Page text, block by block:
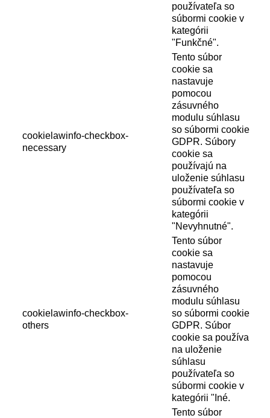
používateľa so
súbormi cookie v
kategórii
"Funkčné".
cookielawinfo-checkbox-
necessary
Tento súbor
cookie sa
nastavuje
pomocou
zásuvného
modulu súhlasu
so súbormi cookie
GDPR. Súbory
cookie sa
používajú na
uloženie súhlasu
používateľa so
súbormi cookie v
kategórii
"Nevyhnutné".
cookielawinfo-checkbox-
others
Tento súbor
cookie sa
nastavuje
pomocou
zásuvného
modulu súhlasu
so súbormi cookie
GDPR. Súbor
cookie sa používa
na uloženie
súhlasu
používateľa so
súbormi cookie v
kategórii "Iné.
Tento súbor